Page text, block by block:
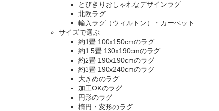
とびきりおしゃれなデザインラグ
北欧ラグ
輸入ラグ（ウィルトン）・カーペット
サイズで選ぶ
約1畳 100x150cmのラグ
約1.5畳 130x190cmのラグ
約2畳 190x190cmのラグ
約3畳 190x240cmのラグ
大きめのラグ
加工OKのラグ
円形のラグ
楕円・変形のラグ